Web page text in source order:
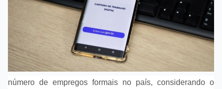
número de empregos formais no país, considerando o